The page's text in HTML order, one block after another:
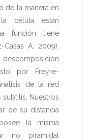
de la manera en
célula están
función tiene
Casas A. 2009).
por Freyre-
de la red
Nuestros
de su distancia
la misma
no piramidal